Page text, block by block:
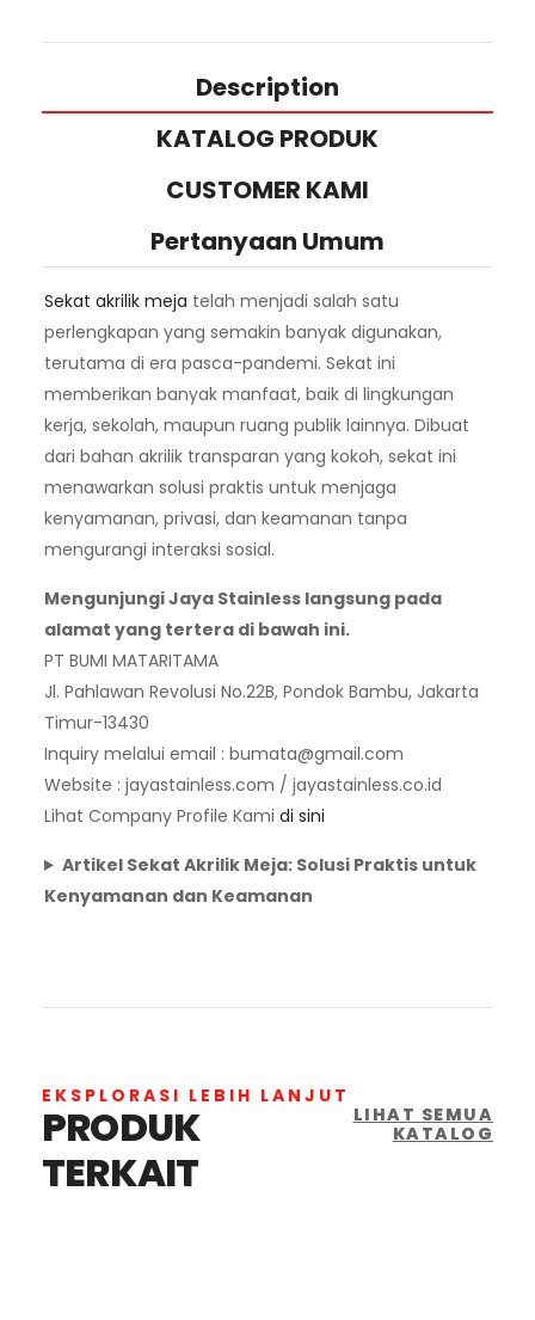
Description
KATALOG PRODUK
CUSTOMER KAMI
Pertanyaan Umum
Sekat akrilik meja telah menjadi salah satu
perlengkapan yang semakin banyak digunakan,
terutama di era pasca-pandemi. Sekat ini
memberikan banyak manfaat, baik di lingkungan
kerja, sekolah, maupun ruang publik lainnya. Dibuat
dari bahan akrilik transparan yang kokoh, sekat ini
menawarkan solusi praktis untuk menjaga
kenyamanan, privasi, dan keamanan tanpa
mengurangi interaksi sosial.
Mengunjungi Jaya Stainless langsung pada
alamat yang tertera di bawah ini.
PT BUMI MATARITAMA
Jl. Pahlawan Revolusi No.22B, Pondok Bambu, Jakarta
Timur-13430
Inquiry melalui email : bumata@gmail.com
Website : jayastainless.com / jayastainless.co.id
Lihat Company Profile Kami di sini
Artikel Sekat Akrilik Meja: Solusi Praktis untuk
Kenyamanan dan Keamanan
EKSPLORASI LEBIH LANJUT
PRODUK
TERKAIT
LIHAT SEMUA
KATALOG